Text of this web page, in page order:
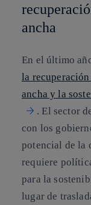
ancha
En el último
la
ancha y la
. El sector
con los
potencial de la
requiere
para la
lugar de